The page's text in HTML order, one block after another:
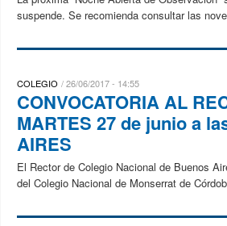
suspende. Se recomienda consultar las
COLEGIO 26/06/2017 - 14:55
CONVOCATORIA AL
MARTES 27 de junio a
AIRES
El Rector de Colegio Nacional de Buenos
del Colegio Nacional de Monserrat de